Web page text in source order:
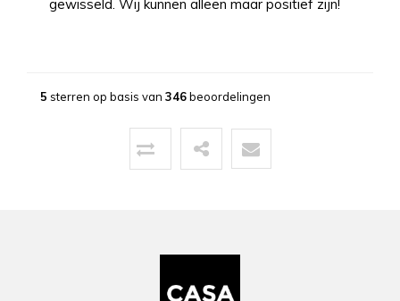
gewisseld. Wij kunnen alleen maar positief zijn!
13-03-2026
Uitstekende service zowel voor, tijdens als na
vermelding voor de heel vriendelijke en
benodigdheden leverde en ons hielp om deze
5 sterren op basis van 346beoordelingen